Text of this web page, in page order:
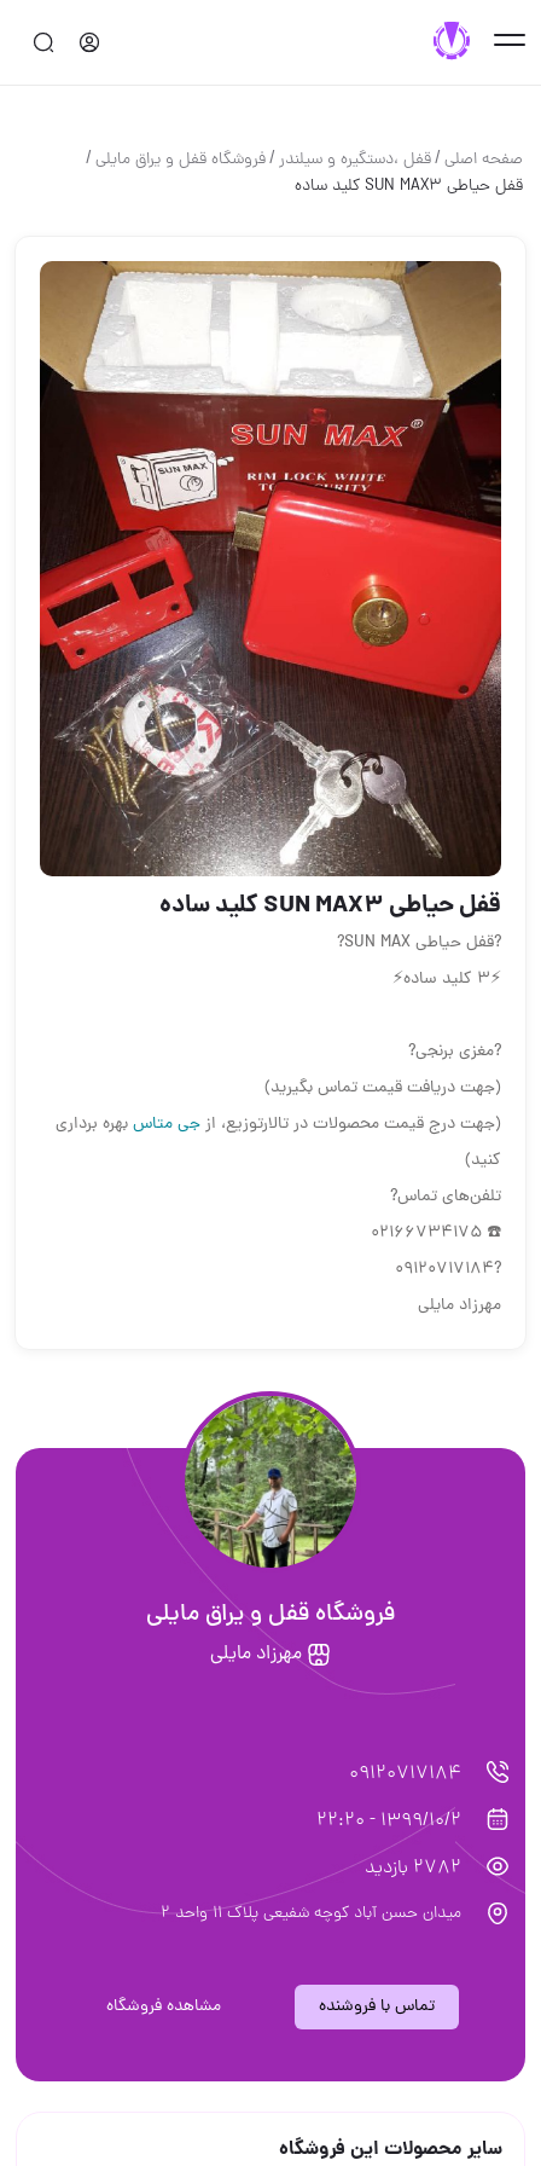
صفحه اصلی/قفل ،دستگيره و سيلندر/فروشگاه قفل و یراق مایلی/
قفل حیاطی SUN MAX️3 کلید ساده️
قفل حیاطی SUN MAX️3 کلید ساده️
?قفل حیاطی SUN MAX?
⚡️3 کلید ساده⚡️
?مغزی برنجی?
(جهت دریافت قیمت تماس بگیرید)
(جهت درج قیمت محصولات در تالارتوزیع، ازجی متاسبهره برداری
کنید)
تلفن‌های تماس?
☎️ 02166734175
?09120717184
مهرزاد مایلی
فروشگاه قفل و یراق مایلی
مهرزاد مایلی
09120717184
1399/10/2 - 22:20
2782 بازدید
میدان حسن آباد کوچه شفیعی پلاک 11 واحد 2
تماس با فروشنده مشاهده فروشگاه
سایر محصولات این فروشگاه